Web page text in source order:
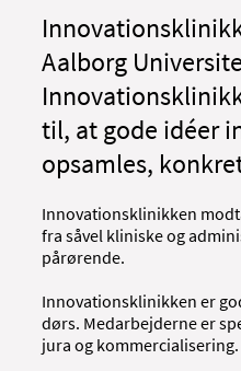
Aalborg
til, at gode idéer
opsamles,
Innovationsklinikken
fra såvel kliniske og
pårørende.
Innovationsklinikken er
dørs. Medarbejderne er
jura og kommercialisering.